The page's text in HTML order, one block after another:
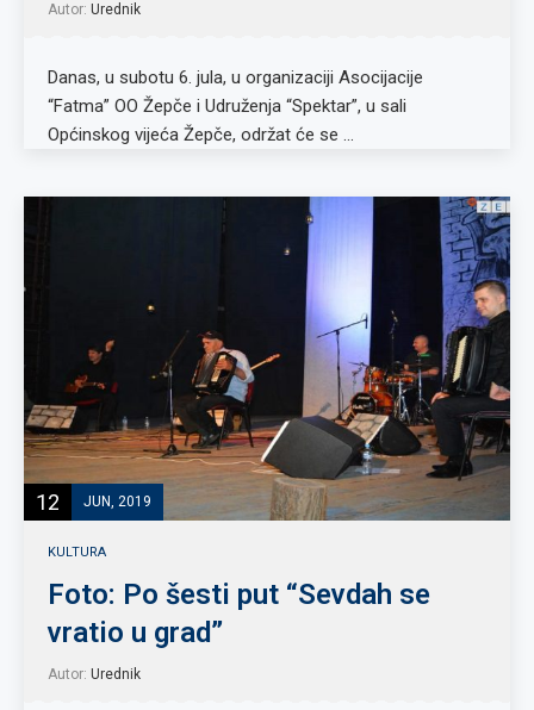
Autor: Urednik
Danas, u subotu 6. jula, u organizaciji Asocijacije
“Fatma” OO Žepče i Udruženja “Spektar”, u sali
Općinskog vijeća Žepče, održat će se …
12 JUN, 2019
KULTURA
Foto: Po šesti put “Sevdah se
vratio u grad”
Autor: Urednik